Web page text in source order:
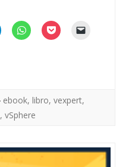
ebook, libro, vexpert,
, vSphere